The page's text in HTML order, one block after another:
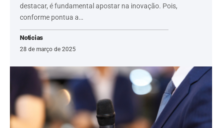
destacar, é fundamental apostar na inovação. Pois,
conforme pontua a…
Noticias
28 de março de 2025